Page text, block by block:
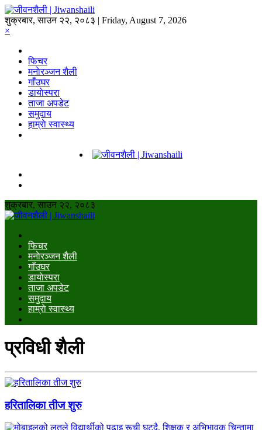
शुक्रबार, साउन २२, २०८३ | Friday, August 7, 2026
×
फिचर
मनाेरञ्जन शैली
गाँउघर
डायाेस्परा
ताजा अपडेट
समुदाय
हाम्राे स्वास्थ्य
शुक्रबार, साउन २२, २०८३
फिचर
मनाेरञ्जन शैली
गाँउघर
डायाेस्परा
ताजा अपडेट
समुदाय
हाम्राे स्वास्थ्य
प्रविधी शैली
हरितालिका तीज शुरु